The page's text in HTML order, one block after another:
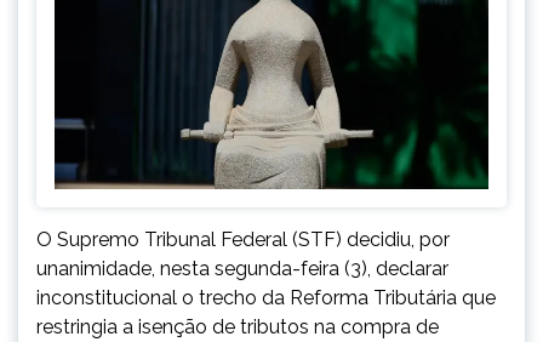
O Supremo Tribunal Federal (STF) decidiu, por
unanimidade, nesta segunda-feira (3), declarar
inconstitucional o trecho da Reforma Tributária que
restringia a isenção de tributos na compra de